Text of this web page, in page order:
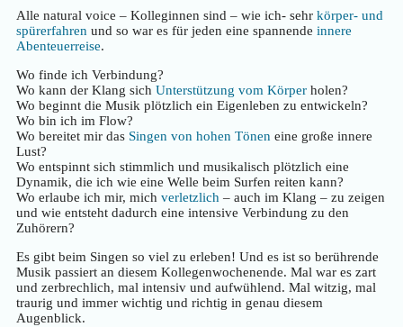
Alle natural voice – Kolleginnen sind – wie ich- sehr körper- und
spürerfahren und so war es für jeden eine spannende innere
Abenteuerreise.
Wo finde ich Verbindung?
Wo kann der Klang sich Unterstützung vom Körper holen?
Wo beginnt die Musik plötzlich ein Eigenleben zu entwickeln?
Wo bin ich im Flow?
Wo bereitet mir das Singen von hohen Tönen eine große innere
Lust?
Wo entspinnt sich stimmlich und musikalisch plötzlich eine
Dynamik, die ich wie eine Welle beim Surfen reiten kann?
Wo erlaube ich mir, mich verletzlich – auch im Klang – zu zeigen
und wie entsteht dadurch eine intensive Verbindung zu den
Zuhörern?
Es gibt beim Singen so viel zu erleben! Und es ist so berührende
Musik passiert an diesem Kollegenwochenende. Mal war es zart
und zerbrechlich, mal intensiv und aufwühlend. Mal witzig, mal
traurig und immer wichtig und richtig in genau diesem
Augenblick.